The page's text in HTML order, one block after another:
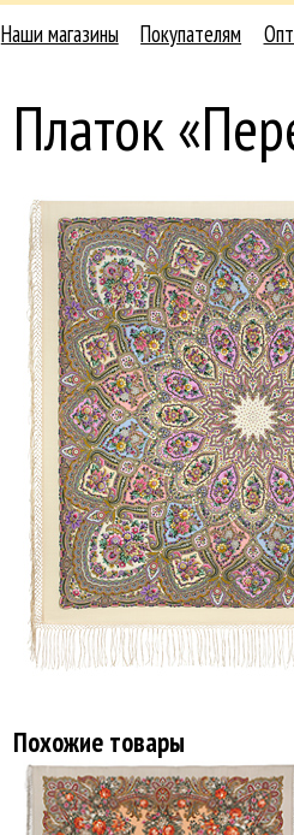
Наши магазины Покупателям
Платок
Похожие товары